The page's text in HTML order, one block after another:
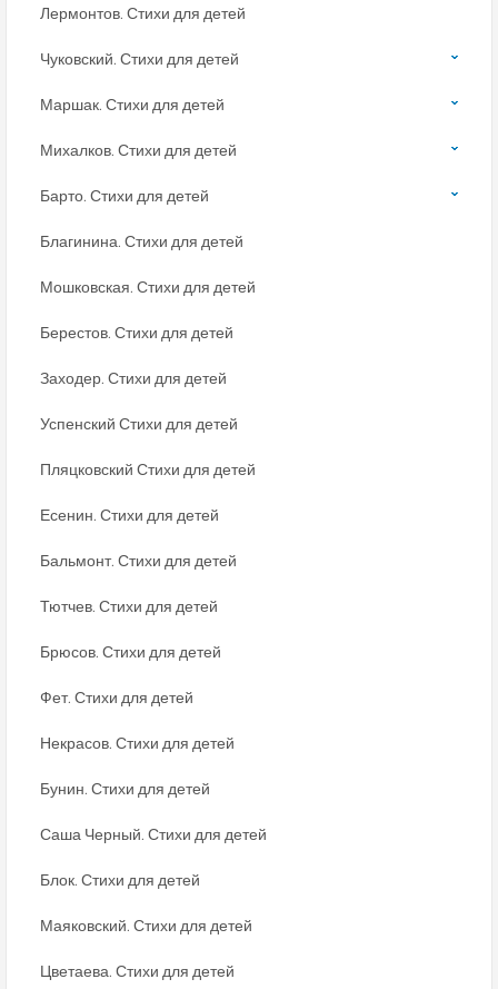
Лермонтов. Стихи для детей
Чуковский. Стихи для детей
Маршак. Стихи для детей
Михалков. Стихи для детей
Барто. Стихи для детей
Благинина. Стихи для детей
Мошковская. Стихи для детей
Берестов. Стихи для детей
Заходер. Стихи для детей
Успенский Стихи для детей
Пляцковский Стихи для детей
Есенин. Стихи для детей
Бальмонт. Стихи для детей
Тютчев. Стихи для детей
Брюсов. Стихи для детей
Фет. Стихи для детей
Некрасов. Стихи для детей
Бунин. Стихи для детей
Саша Черный. Стихи для детей
Блок. Стихи для детей
Маяковский. Стихи для детей
Цветаева. Стихи для детей